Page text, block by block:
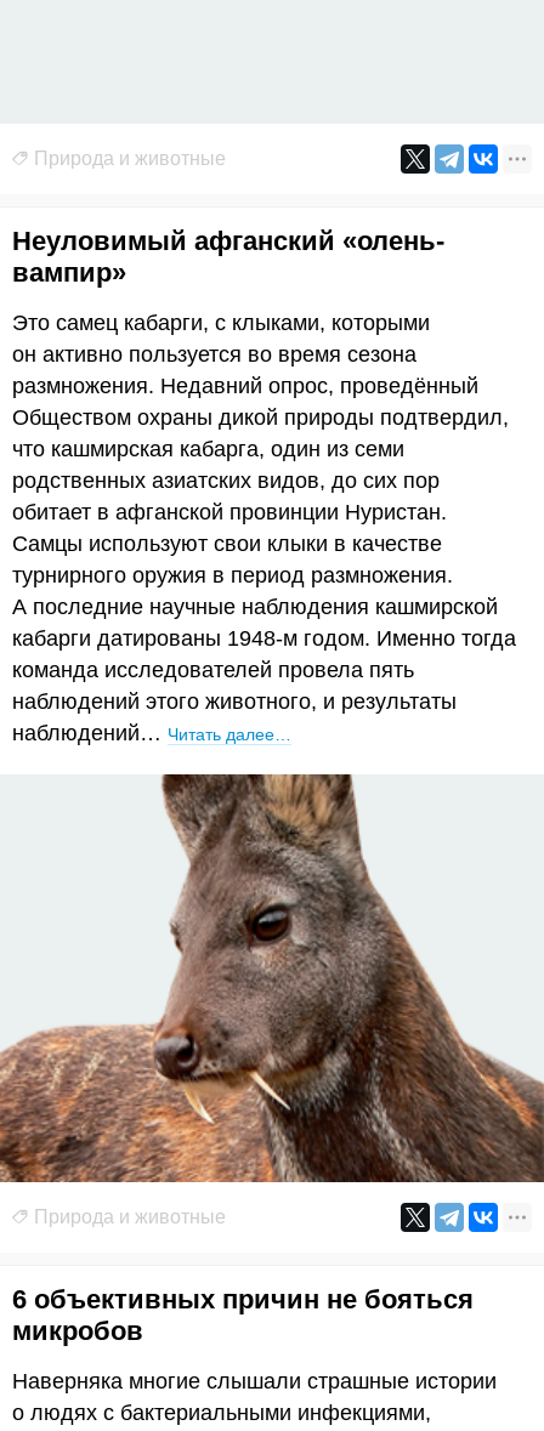
Природа и животные
Неуловимый афганский «олень-
вампир»
Это самец кабарги, с клыками, которыми
он активно пользуется во время сезона
размножения. Недавний опрос, проведённый
Обществом охраны дикой природы подтвердил,
что кашмирская кабарга, один из семи
родственных азиатских видов, до сих пор
обитает в афганской провинции Нуристан.
Самцы используют свои клыки в качестве
турнирного оружия в период размножения.
А последние научные наблюдения кашмирской
кабарги датированы 1948-м годом. Именно тогда
команда исследователей провела пять
наблюдений этого животного, и результаты
наблюдений… Читать далее…
Природа и животные
6 объективных причин не бояться
микробов
Наверняка многие слышали страшные истории
о людях с бактериальными инфекциями,